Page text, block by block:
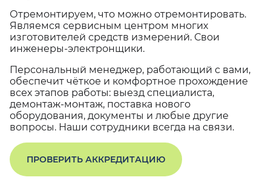
Отремонтируем, что можно отремонтировать.
Являемся сервисным центром многих
изготовителей средств измерений. Свои
инженеры-электронщики.
Персональный менеджер, работающий с вами,
обеспечит чёткое и комфортное прохождение
всех этапов работы: выезд специалиста,
демонтаж-монтаж, поставка нового
оборудования, документы и любые другие
вопросы. Наши сотрудники всегда на связи.
ПРОВЕРИТЬ АККРЕДИТАЦИЮ